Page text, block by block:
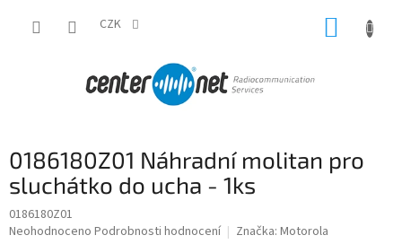
CZK
0186180Z01 Náhradní molitan pro
sluchátko do ucha - 1ks
0186180Z01
Průměrné
Neohodnoceno Podrobnosti hodnocení Značka: Motorola